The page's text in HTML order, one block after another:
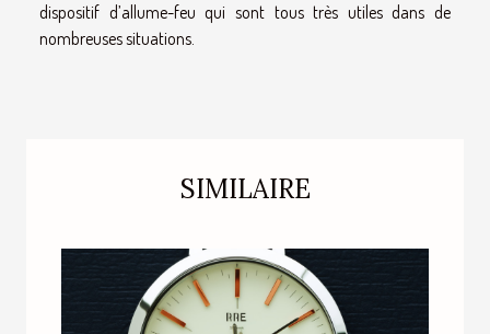
dispositif d’allume-feu qui sont tous très utiles dans de
nombreuses situations.
SIMILAIRE